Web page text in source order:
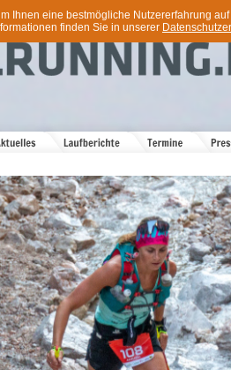
Ihnen eine bestmögliche Nutzererfahrung
finden Sie in unserer